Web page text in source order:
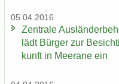
05.04.2016
Zen­tra­le
lädt Bür­ger zur
kunft in Meer­a­ne ein